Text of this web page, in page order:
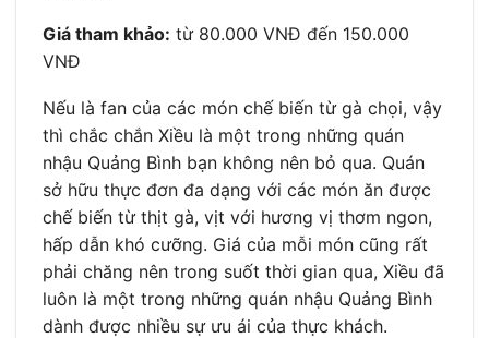
Giá tham khảo: từ 80.000 VNĐ đến 150.000
VNĐ
Nếu là fan của các món chế biến từ gà chọi, vậy
thì chắc chắn Xiều là một trong những quán
nhậu Quảng Bình bạn không nên bỏ qua. Quán
sở hữu thực đơn đa dạng với các món ăn được
chế biến từ thịt gà, vịt với hương vị thơm ngon,
hấp dẫn khó cưỡng. Giá của mỗi món cũng rất
phải chăng nên trong suốt thời gian qua, Xiều đã
luôn là một trong những quán nhậu Quảng Bình
dành được nhiều sự ưu ái của thực khách.